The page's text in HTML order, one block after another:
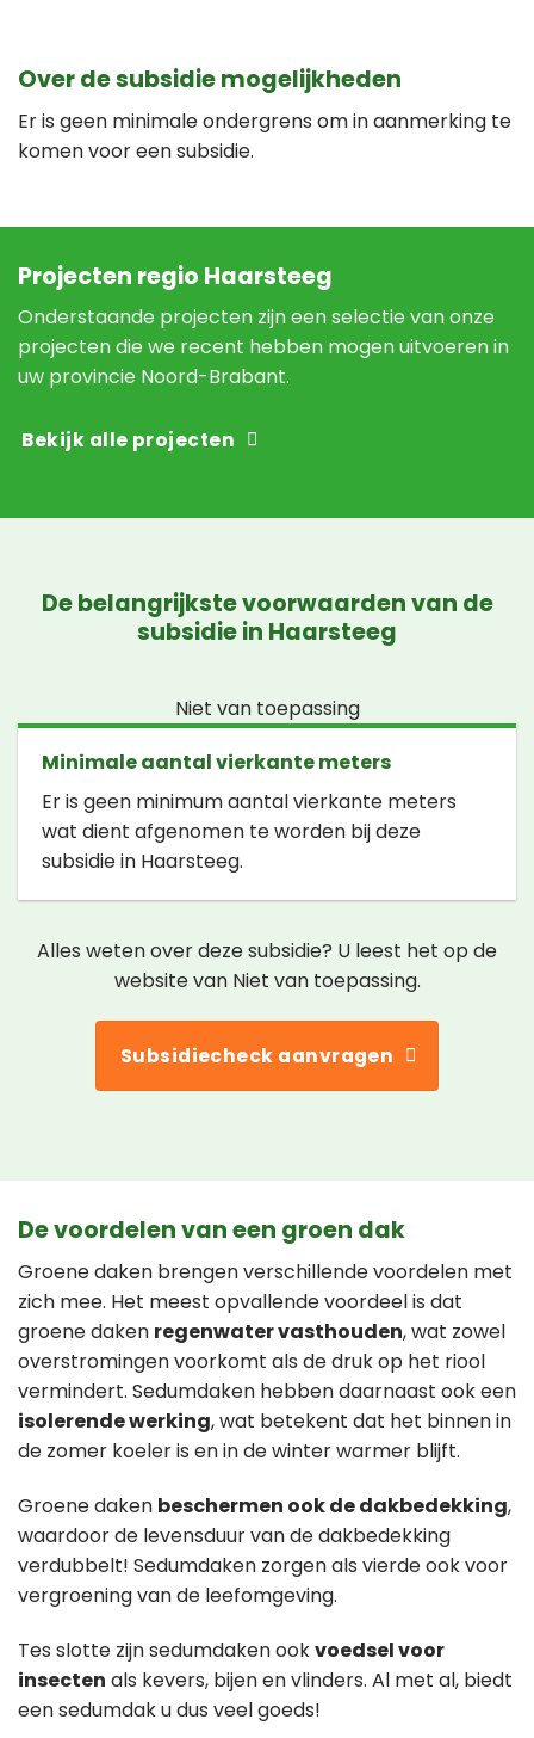
Over de subsidie mogelijkheden
Er is geen minimale ondergrens om in aanmerking te
komen voor een subsidie.
Projecten regio Haarsteeg
Onderstaande projecten zijn een selectie van onze
projecten die we recent hebben mogen uitvoeren in
uw provincie Noord-Brabant.
Bekijk alle projecten
De belangrijkste voorwaarden van de
subsidie in Haarsteeg
Niet van toepassing
Minimale aantal vierkante meters
Er is geen minimum aantal vierkante meters
wat dient afgenomen te worden bij deze
subsidie in Haarsteeg.
Alles weten over deze subsidie? U leest het op de
website van Niet van toepassing.
Subsidiecheck aanvragen
De voordelen van een groen dak
Groene daken brengen verschillende voordelen met
zich mee. Het meest opvallende voordeel is dat
groene daken regenwater vasthouden, wat zowel
overstromingen voorkomt als de druk op het riool
vermindert. Sedumdaken hebben daarnaast ook een
isolerende werking, wat betekent dat het binnen in
de zomer koeler is en in de winter warmer blijft.
Groene daken beschermen ook de dakbedekking,
waardoor de levensduur van de dakbedekking
verdubbelt! Sedumdaken zorgen als vierde ook voor
vergroening van de leefomgeving.
Tes slotte zijn sedumdaken ookvoedsel voor
insecten als kevers, bijen en vlinders. Al met al, biedt
een sedumdak u dus veel goeds!